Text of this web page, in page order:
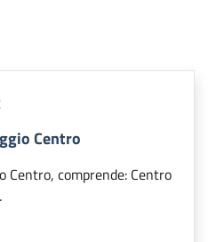
Centro
Centro, comprende: Centro